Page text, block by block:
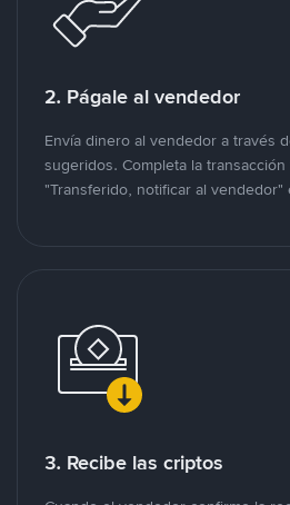
2. Págale al vendedor
Envía dinero al vendedor a través
sugeridos. Completa la
"Transferido, notificar al vendedor"
3. Recibe las criptos